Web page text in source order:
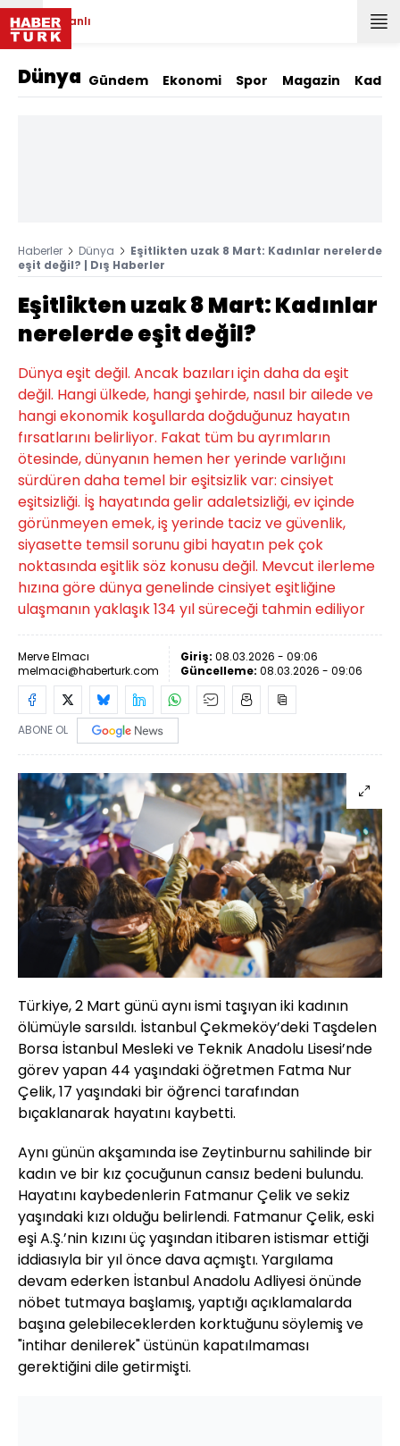
Canlı
Dünya Gündem Ekonomi Spor Magazin Kadın
Haberler Dünya
Eşitlikten uzak 8 Mart: Kadınlar nerelerde
eşit değil? | Dış Haberler
Eşitlikten uzak 8 Mart: Kadınlar
nerelerde eşit değil?
Dünya eşit değil. Ancak bazıları için daha da eşit
değil. Hangi ülkede, hangi şehirde, nasıl bir ailede ve
hangi ekonomik koşullarda doğduğunuz hayatın
fırsatlarını belirliyor. Fakat tüm bu ayrımların
ötesinde, dünyanın hemen her yerinde varlığını
sürdüren daha temel bir eşitsizlik var: cinsiyet
eşitsizliği. İş hayatında gelir adaletsizliği, ev içinde
görünmeyen emek, iş yerinde taciz ve güvenlik,
siyasette temsil sorunu gibi hayatın pek çok
noktasında eşitlik söz konusu değil. Mevcut ilerleme
hızına göre dünya genelinde cinsiyet eşitliğine
ulaşmanın yaklaşık 134 yıl süreceği tahmin ediliyor
Merve Elmacı
melmaci@haberturk.com
Giriş: 08.03.2026 - 09:06
Güncelleme: 08.03.2026 - 09:06
ABONE OL
Türkiye, 2 Mart günü aynı ismi taşıyan iki kadının
ölümüyle sarsıldı. İstanbul Çekmeköy’deki Taşdelen
Borsa İstanbul Mesleki ve Teknik Anadolu Lisesi’nde
görev yapan 44 yaşındaki öğretmen Fatma Nur
Çelik, 17 yaşındaki bir öğrenci tarafından
bıçaklanarak hayatını kaybetti.
Aynı günün akşamında ise Zeytinburnu sahilinde bir
kadın ve bir kız çocuğunun cansız bedeni bulundu.
Hayatını kaybedenlerin Fatmanur Çelik ve sekiz
yaşındaki kızı olduğu belirlendi. Fatmanur Çelik, eski
eşi A.Ş.’nin kızını üç yaşından itibaren istismar ettiği
iddiasıyla bir yıl önce dava açmıştı. Yargılama
devam ederken İstanbul Anadolu Adliyesi önünde
nöbet tutmaya başlamış, yaptığı açıklamalarda
başına gelebileceklerden korktuğunu söylemiş ve
"intihar denilerek" üstünün kapatılmaması
gerektiğini dile getirmişti.